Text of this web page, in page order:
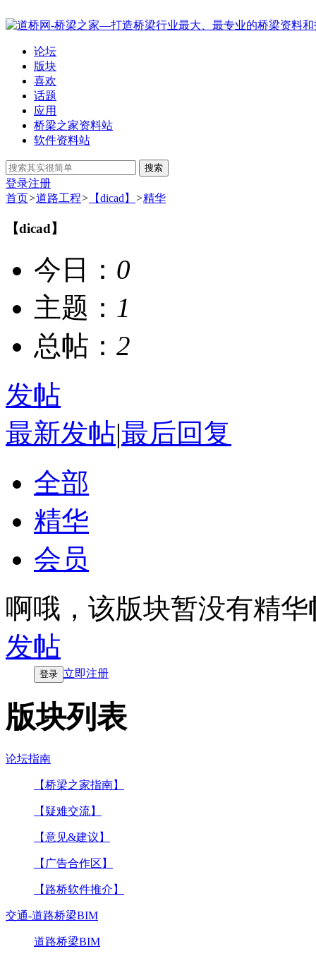
论坛
版块
喜欢
话题
应用
桥梁之家资料站
软件资料站
搜索
登录注册
首页>道路工程> 【dicad】 >精华
【dicad】
今日： 0
主题： 1
总帖： 2
发帖
最新发帖|最后回复
全部
精华
会员
啊哦，该版块暂没有精华
发帖
登录 立即注册
版块列表
论坛指南
【桥梁之家指南】
【疑难交流】
【意见&建议】
【广告合作区】
【路桥软件推介】
交通-道路桥梁BIM
道路桥梁BIM